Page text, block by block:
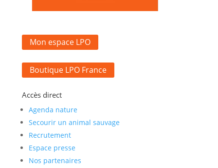
Mon espace LPO
Boutique LPO France
Accès direct
Agenda nature
Secourir un animal sauvage
Recrutement
Espace presse
Nos partenaires